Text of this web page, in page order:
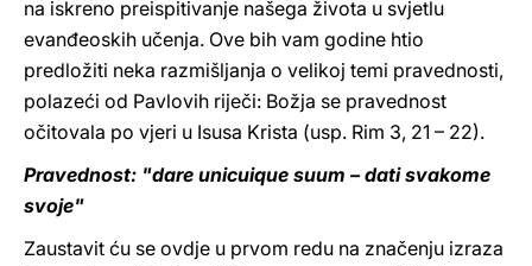
na iskreno preispitivanje našega života u svjetlu
evanđeoskih učenja. Ove bih vam godine htio
predložiti neka razmišljanja o velikoj temi pravednosti,
polazeći od Pavlovih riječi: Božja se pravednost
očitovala po vjeri u Isusa Krista (usp. Rim 3, 21 – 22).
Pravednost: "dare unicuique suum – dati svakome
svoje"
Zaustavit ću se ovdje u prvom redu na značenju izraza